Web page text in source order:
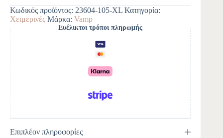
e
r
n
a
t
i
v
e
:
Κωδικός προϊόντος: 23604-105-XL Κατηγορία:
Χειμερινές Μάρκα: Vamp
Ευέλικτοι τρόποι πληρωμής
Επιπλέον πληροφορίες